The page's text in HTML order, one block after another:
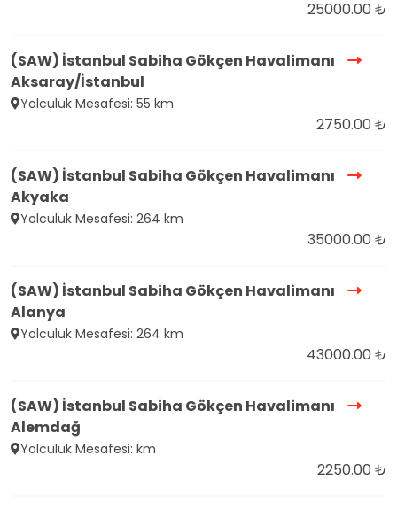
25000.00 ₺
(SAW) İstanbul Sabiha Gökçen Havalimanı
Aksaray/İstanbul
Yolculuk Mesafesi: 55 km
2750.00 ₺
(SAW) İstanbul Sabiha Gökçen Havalimanı
Akyaka
Yolculuk Mesafesi: 264 km
35000.00 ₺
(SAW) İstanbul Sabiha Gökçen Havalimanı
Alanya
Yolculuk Mesafesi: 264 km
43000.00 ₺
(SAW) İstanbul Sabiha Gökçen Havalimanı
Alemdağ
Yolculuk Mesafesi: km
2250.00 ₺